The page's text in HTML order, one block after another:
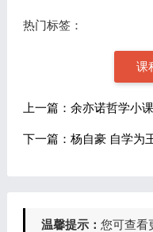
热门标签：
课
上一篇：余亦诺哲学小
下一篇：杨自豪 自学为
温馨提示： 您可查看